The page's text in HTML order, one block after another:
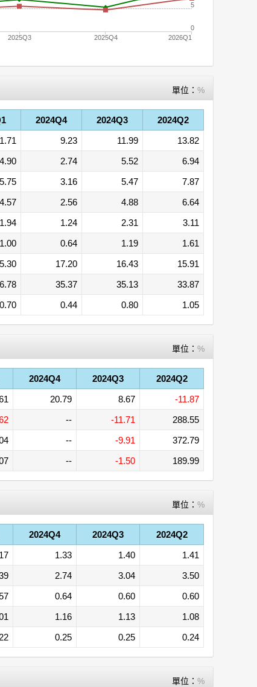
2025Q3 2025Q4 2026Q1
0
5
單位： %
2024Q4 2024Q3
2024Q2
9.23 11.99
13.82
4.90 2.74 5.52
6.94
5.75 3.16 5.47
7.87
4.57 2.56 4.88
6.64
1.94 1.24 2.31
3.11
1.00 0.64 1.19
1.61
17.20 16.43
15.91
35.37 35.13
33.87
0.70 0.44 0.80 1.05
單位： %
2024Q4 2024Q3
2024Q2
20.79 8.67
-11.87
-- -11.71
288.55
-- -9.91
372.79
-- -1.50 189.99
單位： %
2024Q4 2024Q3
2024Q2
1.33 1.40
1.41
2.74 3.04
3.50
0.64 0.60
0.60
1.16 1.13
1.08
0.25 0.25 0.24
單位： %